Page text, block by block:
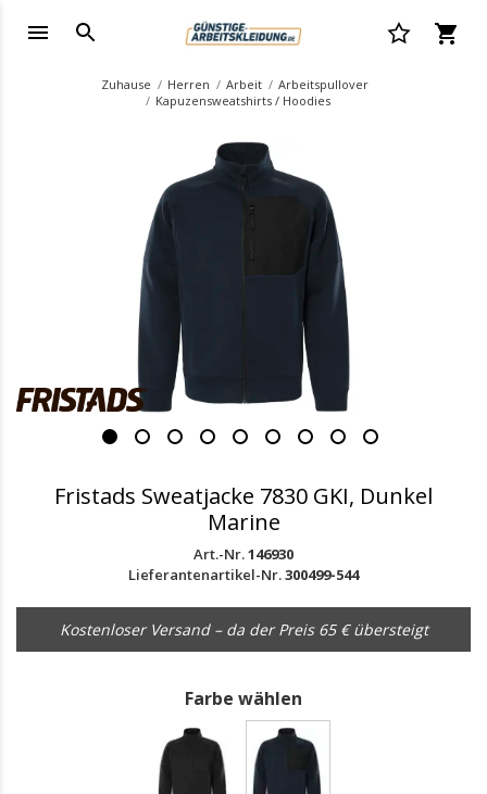
Zuhause Herren Arbeit
Arbeitspullover
Kapuzensweatshirts / Hoodies
Fristads Sweatjacke 7830 GKI, Dunkel
Marine
Art.-Nr.146930
Lieferantenartikel-Nr.300499-544
Kostenloser Versand – da der Preis 65 € übersteigt
Farbe wählen